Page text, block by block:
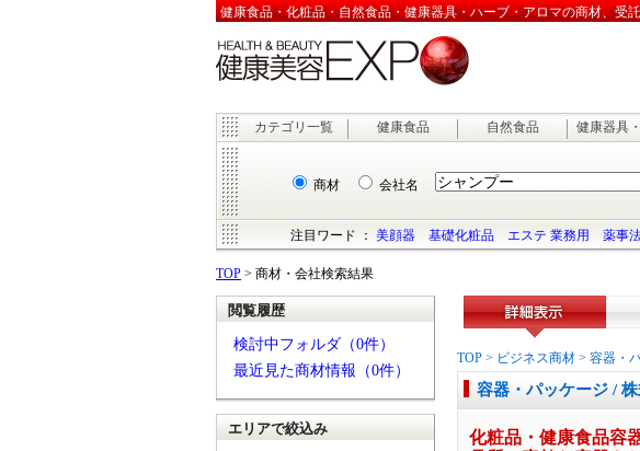
健康食品・化粧品・自然食品・健康器具・ハーブ・アロマの商材、受
カテゴリ一覧 健康食品 自然食品 健康器具
商材 会社名
注目ワード ：美顔器 基礎化粧品 エステ 業務用 薬事
TOP > 商材・会社検索結果
閲覧履歴
検討中フォルダ（0件）
最近見た商材情報（0件）
エリアで絞込み
TOP > ビジネス商材 > 容器・
容器・パッケージ /
化粧品・健康食品容